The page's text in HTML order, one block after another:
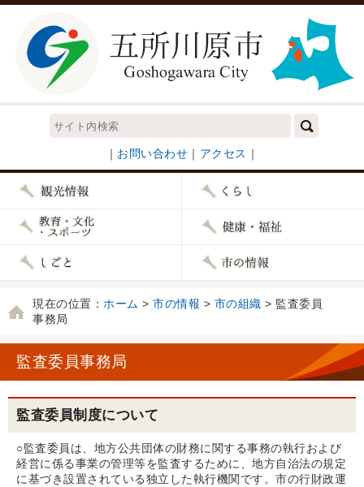
｜ お問い合わせ ｜ アクセス ｜
現在の位置： ホーム > 市の情報 > 市の組織 > 監査委員
事務局
監査委員事務局
監査委員制度について
○監査委員は、地方公共団体の財務に関する事務の執行および
経営に係る事業の管理等を監査するために、地方自治法の規定
に基づき設置されている独立した執行機関です。市の行財政運